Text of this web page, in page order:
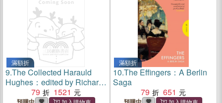
滿額折
9.The Collected Harauld
Hughes：edited by Richard
Ayoade79 1521
滿額折
10.The Effingers：A Berlin
Saga
79
651